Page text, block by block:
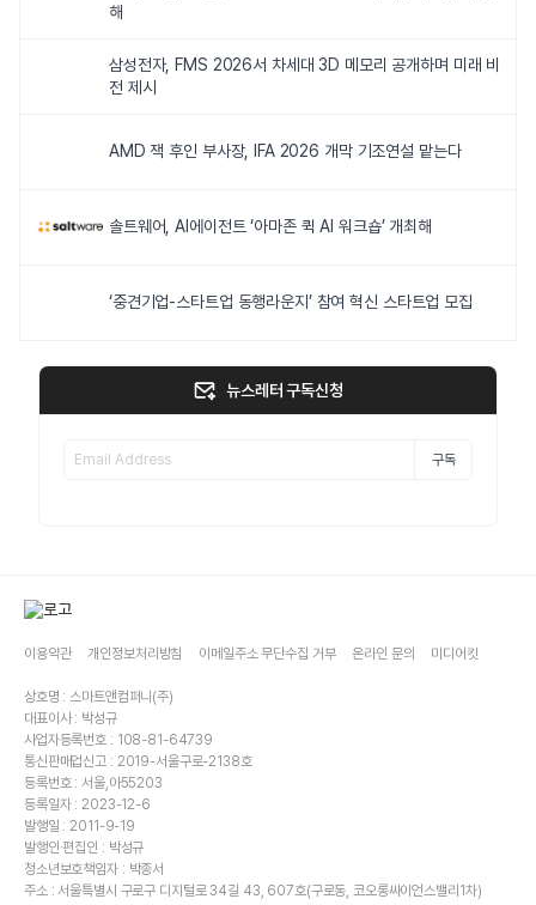
해
삼성전자, FMS 2026서 차세대 3D 메모리 공개하며 미래 비
전 제시
AMD 잭 후인 부사장, IFA 2026 개막 기조연설 맡는다
솔트웨어, AI에이전트 ‘아마존 퀵 AI 워크숍’ 개최해
‘중견기업-스타트업 동행라운지’ 참여 혁신 스타트업 모집
뉴스레터 구독신청
구독
이용약관 개인정보처리방침 이메일주소 무단수집 거부 온라인 문의 미디어킷
상호명 : 스마트앤컴퍼니(주)
대표이사 : 박성규
사업자등록번호 : 108-81-64739
통신판매업신고 : 2019-서울구로-2138호
등록번호 : 서울,아55203
등록일자 : 2023-12-6
발행일 : 2011-9-19
발행인·편집인 : 박성규
청소년보호책임자 : 박종서
주소 : 서울특별시 구로구 디지털로 34길 43, 607호(구로동, 코오롱싸이언스밸리1차)